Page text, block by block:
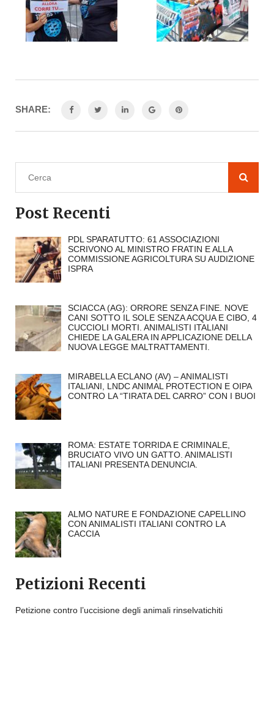
SHARE:
Post Recenti
PDL SPARATUTTO: 61 ASSOCIAZIONI
SCRIVONO AL MINISTRO FRATIN E ALLA
COMMISSIONE AGRICOLTURA SU AUDIZIONE
ISPRA
SCIACCA (AG): ORRORE SENZA FINE. NOVE
CANI SOTTO IL SOLE SENZA ACQUA E CIBO, 4
CUCCIOLI MORTI. ANIMALISTI ITALIANI
CHIEDE LA GALERA IN APPLICAZIONE DELLA
NUOVA LEGGE MALTRATTAMENTI.
MIRABELLA ECLANO (AV) – ANIMALISTI
ITALIANI, LNDC ANIMAL PROTECTION E OIPA
CONTRO LA “TIRATA DEL CARRO” CON I BUOI
ROMA: ESTATE TORRIDA E CRIMINALE,
BRUCIATO VIVO UN GATTO. ANIMALISTI
ITALIANI PRESENTA DENUNCIA.
ALMO NATURE E FONDAZIONE CAPELLINO
CON ANIMALISTI ITALIANI CONTRO LA
CACCIA
Petizioni Recenti
Petizione contro l’uccisione degli animali rinselvatichiti